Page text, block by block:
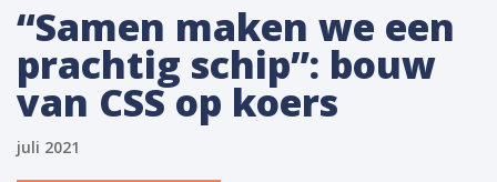
“Samen maken we een
prachtig schip”: bouw
van CSS op koers
juli 2021